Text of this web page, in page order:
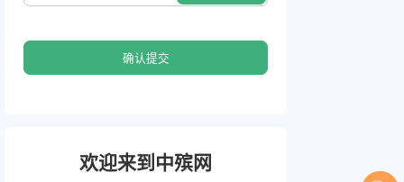
确认提交
欢迎来到中殡网